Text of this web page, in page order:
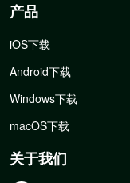
产品
iOS下载
Android下载
Windows下载
macOS下载
关于我们